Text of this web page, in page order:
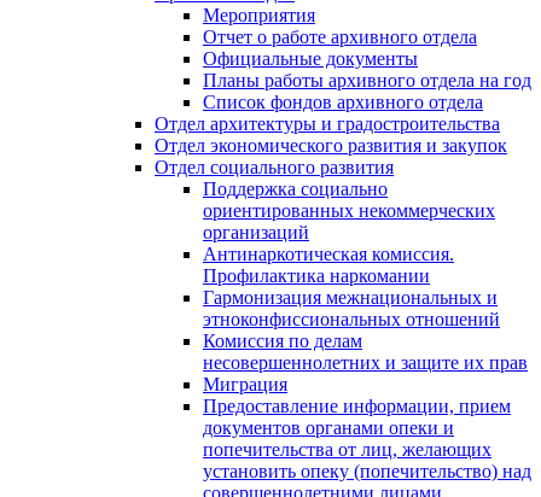
Мероприятия
Отчет о работе архивного отдела
Официальные документы
Планы работы архивного отдела на год
Список фондов архивного отдела
Отдел архитектуры и градостроительства
Отдел экономического развития и закупок
Отдел социального развития
Поддержка социально
ориентированных некоммерческих
организаций
Антинаркотическая комиссия.
Профилактика наркомании
Гармонизация межнациональных и
этноконфиссиональных отношений
Комиссия по делам
несовершеннолетних и защите их прав
Миграция
Предоставление информации, прием
документов органами опеки и
попечительства от лиц, желающих
установить опеку (попечительство) над
совершеннолетними лицами,